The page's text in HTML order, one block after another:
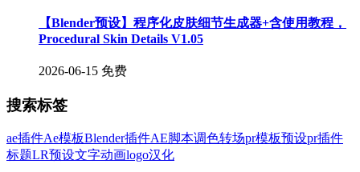
【Blender预设】程序化皮肤细节生成器+含使用教程，
Procedural Skin Details V1.05
2026-06-15 免费
搜索标签
ae插件Ae模板Blender插件AE脚本调色转场pr模板预设pr插件
标题LR预设文字动画logo汉化